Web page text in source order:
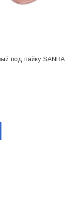
под пайку SANHA